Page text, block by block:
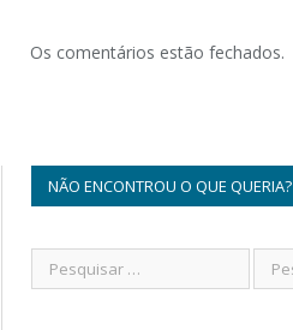
Os comentários estão fechados.
NÃO ENCONTROU O QUE QUERIA?